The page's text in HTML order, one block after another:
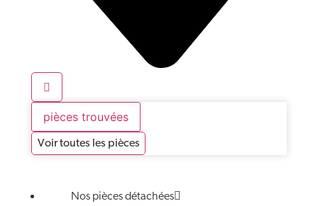
pièces trouvées
Voir toutes les pièces
Nos pièces détachées